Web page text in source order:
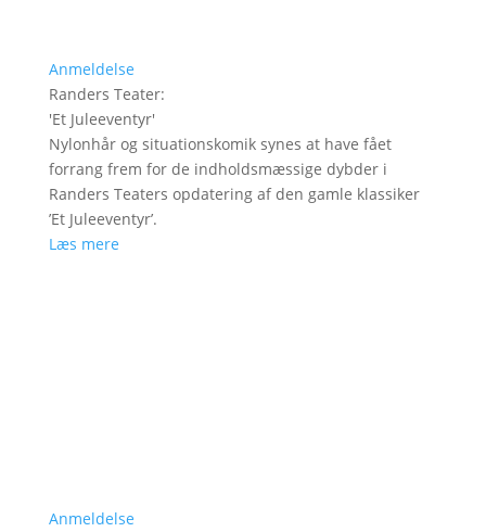
Anmeldelse
Randers Teater:
'Et Juleeventyr'
Nylonhår og situationskomik synes at have fået
forrang frem for de indholdsmæssige dybder i
Randers Teaters opdatering af den gamle klassiker
’Et Juleeventyr’.
Læs mere
Anmeldelse